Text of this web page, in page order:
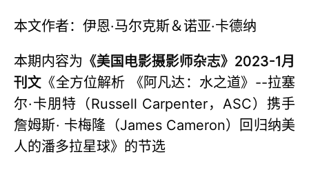
本文作者：伊恩·马尔克斯＆诺亚·卡德纳
本期内容为 《美国电影摄影师杂志》2023-1月
刊文 《全方位解析 《阿凡达：水之道》--拉塞
尔·卡朋特（Russell Carpenter，ASC）携手
詹姆斯· 卡梅隆（James Cameron）回归纳美
人的潘多拉星球》的节选